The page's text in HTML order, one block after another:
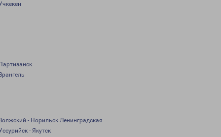
- Норильск Ленинградская
- Якутск